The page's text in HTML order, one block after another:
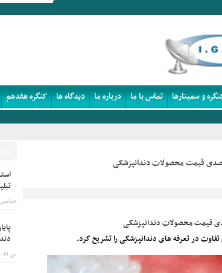
و سمینارها تماس با ما درباره ما دیدگاه ها کنگره هفدهم
در تعرفه های دندانپزشکی را تشریح کرد.
دسامبر 4, 2025
می 15, 2019